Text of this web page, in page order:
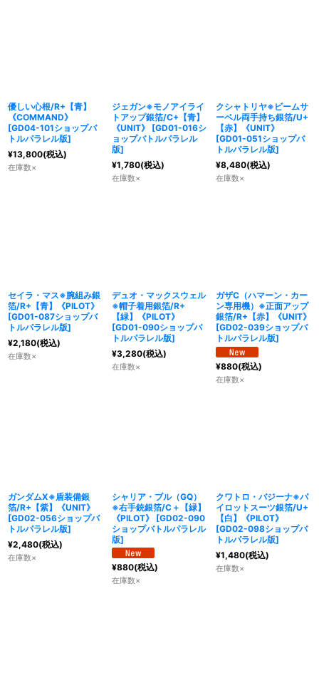
優しい心根/R+【青】
《COMMAND》
[GD04-101ショップバ
トルパラレル版]
¥13,800(税込)
在庫数×
ジェガン※モノアイライ
トアップ銀箔/C+【青】
《UNIT》
[GD01-016シ
ョップバトルパラレル
版]
¥1,780(税込)
在庫数×
クシャトリヤ※ビームサ
ーベル両手持ち銀箔/U+
【赤】《UNIT》
[GD01-051ショップバ
トルパラレル版]
¥8,480(税込)
在庫数×
セイラ・マス※腕組み銀
箔/R+【青】《PILOT》
[GD01-087ショップバ
トルパラレル版]
¥2,180(税込)
在庫数×
デュオ・マックスウェル
※帽子着用銀箔/R+
【緑】《PILOT》
[GD01-090ショップバ
トルパラレル版]
¥3,280(税込)
在庫数×
ガザC（ハマーン・カー
ン専用機）※正面アップ
銀箔/R+【赤】《UNIT》
[GD02-039ショップバ
トルパラレル版]
¥880(税込)
在庫数×
ガンダムX※盾装備銀
箔/R+【紫】《UNIT》
[GD02-056ショップバ
トルパラレル版]
¥2,480(税込)
在庫数×
シャリア・ブル（GQ）
※右手銃銀箔/C＋【緑】
《PILOT》
[GD02-090
ショップバトルパラレル
版]
¥880(税込)
在庫数×
クワトロ・バジーナ※パ
イロットスーツ銀箔/U+
【白】《PILOT》
[GD02-098ショップバ
トルパラレル版]
¥1,480(税込)
在庫数×